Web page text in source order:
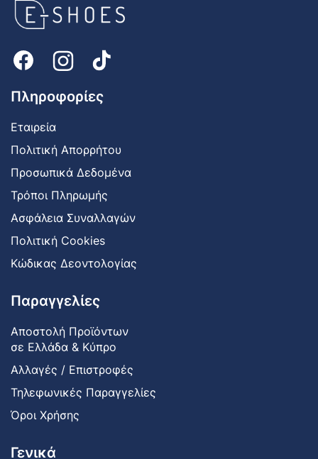
Πληροφορίες
Εταιρεία
Πολιτική Απορρήτου
Προσωπικά Δεδομένα
Τρόποι Πληρωμής
Ασφάλεια Συναλλαγών
Πολιτική Cookies
Κώδικας Δεοντολογίας
Παραγγελίες
Αποστολή Προϊόντων
σε Ελλάδα & Κύπρο
Αλλαγές / Επιστροφές
Τηλεφωνικές Παραγγελίες
Όροι Χρήσης
Γενικά